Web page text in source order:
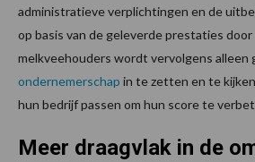
administratieve verplichtingen en de
op basis van de geleverde prestaties
melkveehouders wordt vervolgens alleen
ondernemerschap in te zetten en te
hun bedrijf passen om hun score te
Meer draagvlak in de